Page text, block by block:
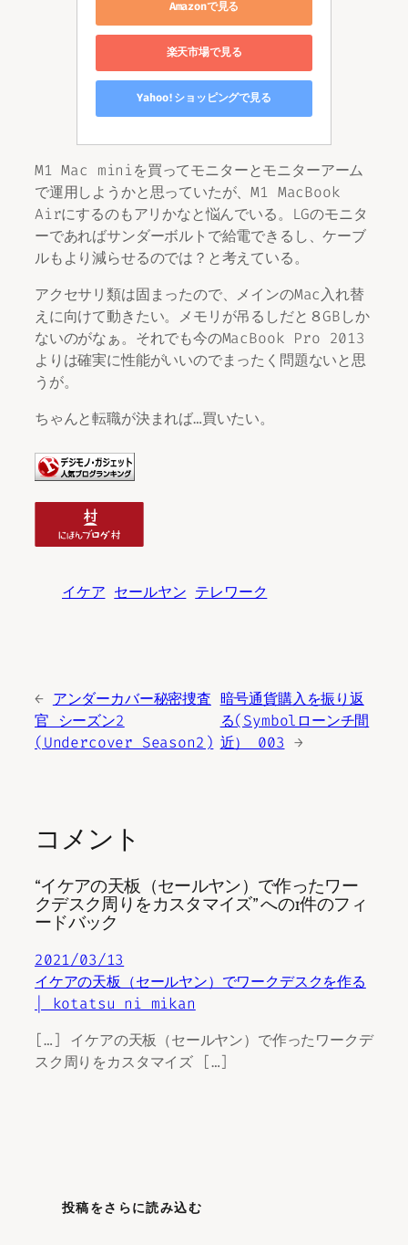
Amazonで見る
楽天市場で見る
Yahoo!ショッピングで見る
M1 Mac miniを買ってモニターとモニターアーム
で運用しようかと思っていたが、M1 MacBook
Airにするのもアリかなと悩んでいる。LGのモニタ
ーであればサンダーボルトで給電できるし、ケーブ
ルもより減らせるのでは？と考えている。
アクセサリ類は固まったので、メインのMac入れ替
えに向けて動きたい。メモリが吊るしだと８GBしか
ないのがなぁ。それでも今のMacBook Pro 2013
よりは確実に性能がいいのでまったく問題ないと思
うが。
ちゃんと転職が決まれば…買いたい。
イケア セールヤン テレワーク
← アンダーカバー秘密捜査
官 シーズン2
(Undercover Season2)
暗号通貨購入を振り返
る(Symbolローンチ間
近） 003 →
コメント
“イケアの天板（セールヤン）で作ったワー
クデスク周りをカスタマイズ” への1件のフィ
ードバック
2021/03/13
イケアの天板（セールヤン）でワークデスクを作る
| kotatsu ni mikan
[…] イケアの天板（セールヤン）で作ったワークデ
スク周りをカスタマイズ […]
投稿をさらに読み込む